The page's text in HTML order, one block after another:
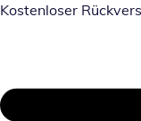
Kostenloser